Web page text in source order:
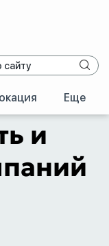
Еще
и